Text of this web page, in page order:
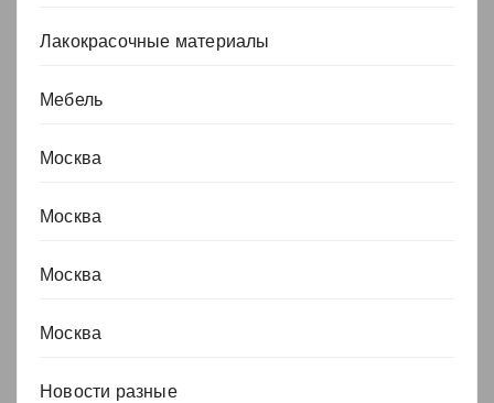
Лакокрасочные материалы
Мебель
Москва
Москва
Москва
Москва
Новости разные